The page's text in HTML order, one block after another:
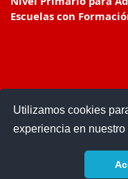
Utilizamos cookies
experiencia en nuestro
Escuelas con